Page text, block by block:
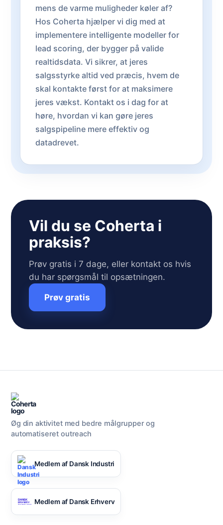
mens de varme muligheder køler af?
Hos Coherta hjælper vi dig med at
implementere intelligente modeller for
lead scoring, der bygger på valide
realtidsdata. Vi sikrer, at jeres
salgsstyrke altid ved præcis, hvem de
skal kontakte først for at maksimere
jeres vækst. Kontakt os i dag for at
høre, hvordan vi kan gøre jeres
salgspipeline mere effektiv og
datadrevet.
Vil du se Coherta i
praksis?
Prøv gratis i 7 dage, eller kontakt os hvis
du har spørgsmål til opsætningen.
Prøv gratis
Øg din aktivitet med bedre målgrupper og
automatiseret outreach
Medlem af Dansk Industri
Medlem af Dansk Erhverv